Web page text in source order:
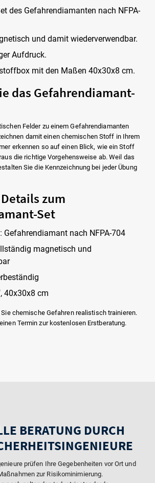
des Gefahrendiamanten nach NFPA-
und damit wiederverwendbar.
Aufdruck.
mit den Maßen 40x30x8 cm.
das Gefahrendiamant-
Felder zu einem Gefahrendiamanten
damit einen chemischen Stoff in Ihrem
erkennen so auf einen Blick, wie ein Stoff
die richtige Vorgehensweise ab. Weil das
Sie die Kennzeichnung bei jeder Übung
zum
Set
Gefahrendiamant nach NFPA-704
magnetisch und
40x30x8 cm
chemische Gefahren realistisch trainieren.
Termin zur kostenlosen Erstberatung.
BERATUNG DURCH
prüfen Ihre Gegebenheiten vor Ort und
zur Risikominimierung.